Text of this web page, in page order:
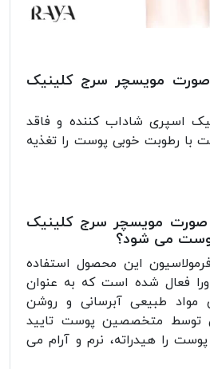
صورت مویسچر سرج کلینیک
اسپری شاداب کننده و فاقد
رطوبت خوبی پوست را تغذیه
صورت مویسچر سرج کلینیک
می شود؟
این محصول استفاده
فعال شده است که به عنوان
مواد طبیعی آبرسانی و روشن
توسط متخصصین پوست تایید
را هیدراته، نرم و آرام می